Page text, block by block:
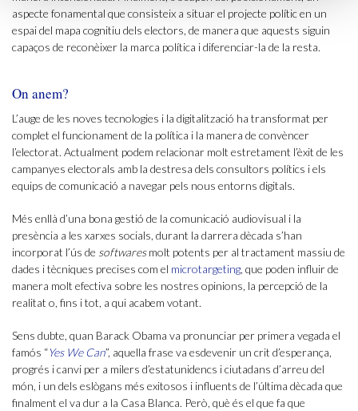
aspecte fonamental que consisteix a situar el projecte polític en un
espai del mapa cognitiu dels electors, de manera que aquests siguin
capaços de reconèixer la marca política i diferenciar-la de la resta.
On anem?
L’auge de les noves tecnologies i la digitalització ha transformat per
complet el funcionament de la política i la manera de convèncer
l’electorat. Actualment podem relacionar molt estretament l’èxit de les
campanyes electorals amb la destresa dels consultors polítics i els
equips de comunicació a navegar pels nous entorns digitals.
Més enllà d’una bona gestió de la comunicació audiovisual i la
presència a les xarxes socials, durant la darrera dècada s’han
incorporat l’ús de softwaresmolt potents per al tractament massiu de
dades i tècniques precises com el microtargeting, que poden influir de
manera molt efectiva sobre les nostres opinions, la percepció de la
realitat o, fins i tot, a qui acabem votant.
Sens dubte, quan Barack Obama va pronunciar per primera vegada el
famós “Yes We Can”, aquella frase va esdevenir un crit d’esperança,
progrés i canvi per a milers d’estatunidencs i ciutadans d’arreu del
món, i un dels eslògans més exitosos i influents de l’última dècada que
finalment el va dur a la Casa Blanca. Però, què és el que fa que